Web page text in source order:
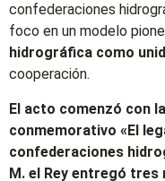
confederaciones
foco en un modelo
hidrográfica como
cooperación.
El acto comenzó con
conmemorativo «El
confederaciones
M. el Rey entregó